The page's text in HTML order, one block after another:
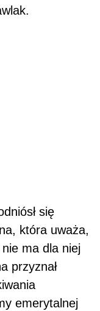
się
która uważa,
ma dla niej
przyznał
emerytalnej